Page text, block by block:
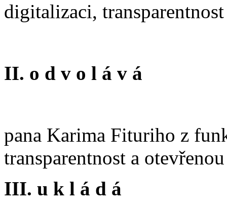
digitalizaci,
II. o d v o l á v á
pana Karima Fituriho z
transparentnost a
III. u k l á d á